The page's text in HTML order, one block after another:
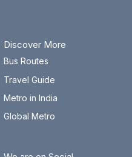
Discover More
Bus Routes
Travel Guide
Metro in India
Global Metro